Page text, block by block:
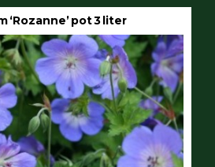
‘Rozanne’ pot 3 liter